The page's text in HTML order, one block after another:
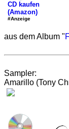
CD kaufen
(Amazon)
#Anzeige
aus dem Album "
Sampler:
Amarillo (Tony